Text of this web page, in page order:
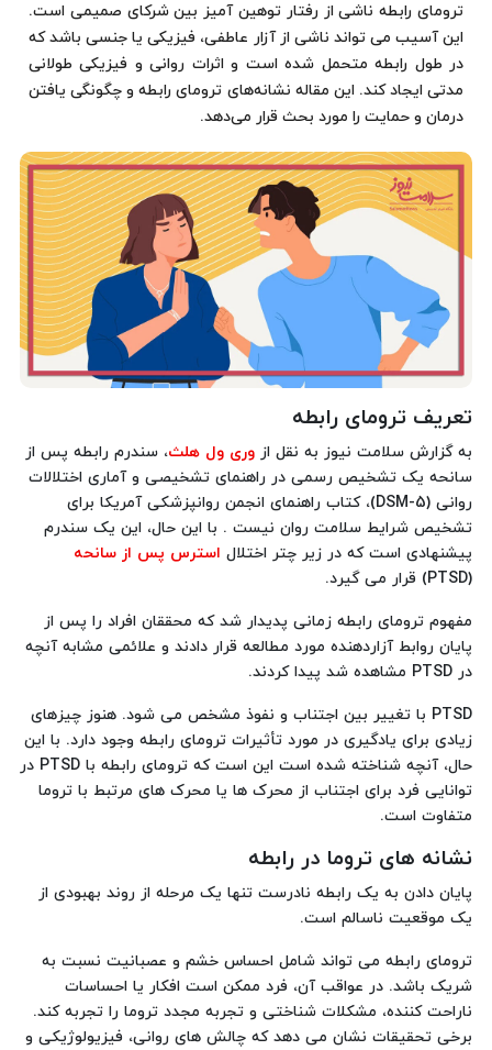
ترومای رابطه ناشی از رفتار توهین آمیز بین شرکای صمیمی است.
این آسیب می تواند ناشی از آزار عاطفی، فیزیکی یا جنسی باشد که
در طول رابطه متحمل شده است و اثرات روانی و فیزیکی طولانی
مدتی ایجاد کند. این مقاله نشانه‌های ترومای رابطه و چگونگی یافتن
درمان و حمایت را مورد بحث قرار می‌دهد.
تعریف ترومای رابطه
به گزارش سلامت نیوز به نقل از وری ول هلث، سندرم رابطه پس از
سانحه یک تشخیص رسمی در راهنمای تشخیصی و آماری اختلالات
روانی (DSM-5)، کتاب راهنمای انجمن روانپزشکی آمریکا برای
تشخیص شرایط سلامت روان نیست . با این حال، این یک سندرم
پیشنهادی است که در زیر چتر اختلال استرس پس از سانحه
(PTSD) قرار می گیرد.
مفهوم ترومای رابطه زمانی پدیدار شد که محققان افراد را پس از
پایان روابط آزاردهنده مورد مطالعه قرار دادند و علائمی مشابه آنچه
در PTSD مشاهده شد پیدا کردند.
PTSD با تغییر بین اجتناب و نفوذ مشخص می شود. هنوز چیزهای
زیادی برای یادگیری در مورد تأثیرات ترومای رابطه وجود دارد. با این
حال، آنچه شناخته شده است این است که ترومای رابطه با PTSD در
توانایی فرد برای اجتناب از محرک ها یا محرک های مرتبط با تروما
متفاوت است.
نشانه های تروما در رابطه
پایان دادن به یک رابطه نادرست تنها یک مرحله از روند بهبودی از
یک موقعیت ناسالم است.
ترومای رابطه می تواند شامل احساس خشم و عصبانیت نسبت به
شریک باشد. در عواقب آن، فرد ممکن است افکار یا احساسات
ناراحت کننده، مشکلات شناختی و تجربه مجدد تروما را تجربه کند.
برخی تحقیقات نشان می دهد که چالش های روانی، فیزیولوژیکی و